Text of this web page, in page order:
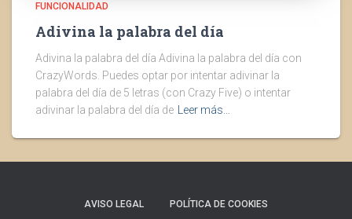
FUNCIONALIDAD
Adivina la palabra del día
Adivina la palabra del día Adivina la palabra del día con
CrazyWords. Puedes optar por intentar adivinar la
palabra del día de 5 letras (con Crazy Five) o intentar
adivinar la palabra del día de
Leer más…
AVISO LEGAL POLÍTICA DE COOKIES